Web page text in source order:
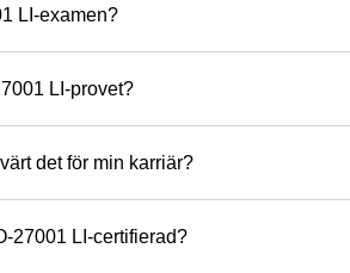
LI-examen?
LI-provet?
det för min karriär?
27001 LI-certifierad?